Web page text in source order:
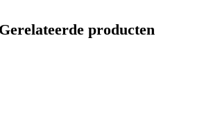
producten